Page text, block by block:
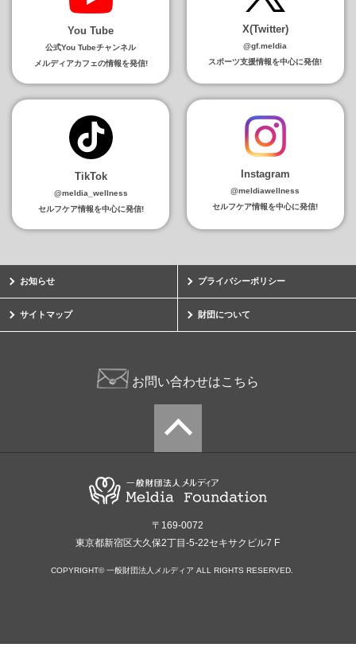
You Tube
公式You Tubeチャンネル
メルディアカフェの情報を発信!
X(Twitter)
@gf.meldia
スポーツ支援情報を中心に発信!
TikTok
@meldia_wellness
セルフケア情報を中心に発信!
Instagram
@meldiawellness
セルフケア情報を中心に発信!
お知らせ プライバシーポリシー
サイトマップ 財団について
お問い合わせはこちら
〒169-0072
東京都新宿区大久保2丁目-5-22セキサクビル7 F
COPYRIGHT© 一般財団法人メルディア ALL RIGHTS RESERVED.